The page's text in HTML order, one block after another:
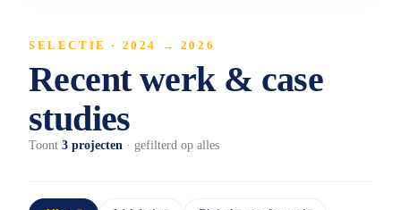
SELECTIE · 2024 → 2026
Recent werk & case
studies
Toont 3 projecten · gefilterd op alles